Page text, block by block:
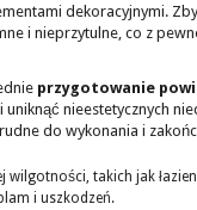
dekoracyjnymi.
i nieprzytulne, co z
przygotowanie
nieestetycznych
do wykonania i
wilgotności, takich jak
i uszkodzeń.